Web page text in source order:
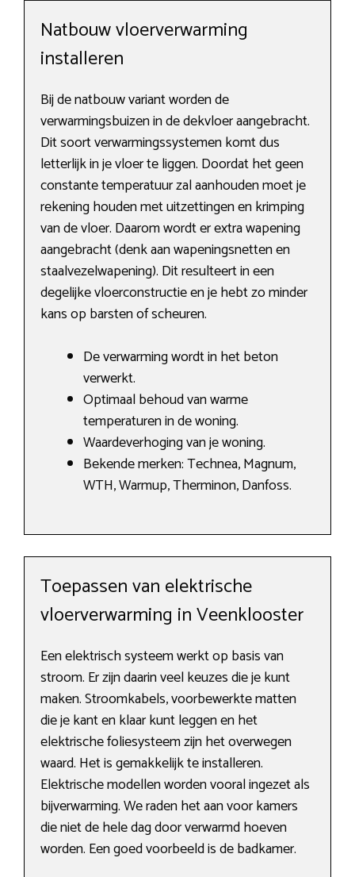
Natbouw vloerverwarming
installeren
Bij de natbouw variant worden de
verwarmingsbuizen in de dekvloer aangebracht.
Dit soort verwarmingssystemen komt dus
letterlijk in je vloer te liggen. Doordat het geen
constante temperatuur zal aanhouden moet je
rekening houden met uitzettingen en krimping
van de vloer. Daarom wordt er extra wapening
aangebracht (denk aan wapeningsnetten en
staalvezelwapening). Dit resulteert in een
degelijke vloerconstructie en je hebt zo minder
kans op barsten of scheuren.
De verwarming wordt in het beton
verwerkt.
Optimaal behoud van warme
temperaturen in de woning.
Waardeverhoging van je woning.
Bekende merken: Technea, Magnum,
WTH, Warmup, Therminon, Danfoss.
Toepassen van elektrische
vloerverwarming in Veenklooster
Een elektrisch systeem werkt op basis van
stroom. Er zijn daarin veel keuzes die je kunt
maken. Stroomkabels, voorbewerkte matten
die je kant en klaar kunt leggen en het
elektrische foliesysteem zijn het overwegen
waard. Het is gemakkelijk te installeren.
Elektrische modellen worden vooral ingezet als
bijverwarming. We raden het aan voor kamers
die niet de hele dag door verwarmd hoeven
worden. Een goed voorbeeld is de badkamer.